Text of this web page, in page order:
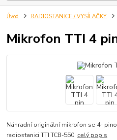
Úvod RADIOSTANICE / VYSÍLAČKY
Mikrofon TTI 4
Náhradní originální mikrofon se 4-
radiostanici TTI TCB-550. celý popis